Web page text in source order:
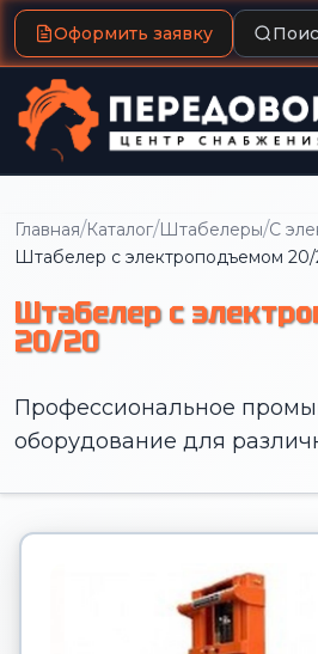
Оформить заявку
Главная/Каталог/Штабелеры/С
Штабелер с электроподъемом
Штабелер с
20/20
Профессиональное
оборудование для